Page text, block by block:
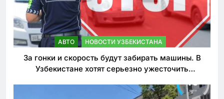
АВТО НОВОСТИ УЗБЕКИСТАНА
За гонки и скорость будут забирать машины. В
Узбекистане хотят серьезно ужесточить